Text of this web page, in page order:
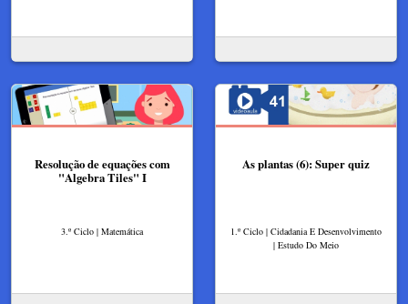
Resolução de equações com
"Algebra Tiles"​ I
3.º Ciclo | Matemática
As plantas (6): Super quiz
1.º Ciclo | Cidadania E Desenvolvimento
| Estudo Do Meio